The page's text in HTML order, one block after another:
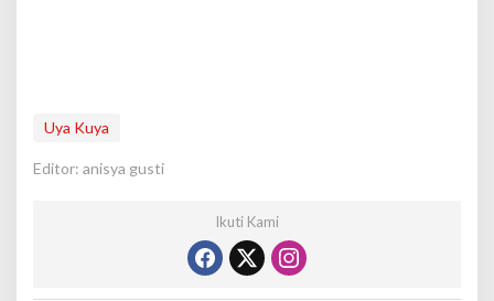
Uya Kuya
Editor: anisya gusti
Ikuti Kami